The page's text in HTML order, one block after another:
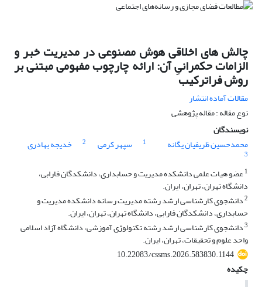
چالش های اخلاقی هوش مصنوعی در مدیریت خبر و
الزامات حکمرانیِ آن: ارائه چارچوب مفهومی مبتنی بر
روش فراترکیب
مقالات آماده انتشار
نوع مقاله : مقاله پژوهشی
نویسندگان
محمدحسین ظریفیان یگانه
1 سپهر کرمی 2 خدیجه بهادری
3
1عضو هیات علمی دانشکده مدیریت و حسابداری، دانشکدگان فارابی،
دانشگاه تهران، تهران، ایران.
2دانشجوی کارشناسی ارشد رشته مدیریت رسانه دانشکده مدیریت و
حسابداری، دانشکدگان فارابی، دانشگاه تهران، تهران، ایران.
3دانشجوی کارشناسی ارشد رشته تکنولوژی آموزشی، دانشگاه آزاد اسلامی
واحد علوم و تحقیقات، تهران، ایران.
10.22083/cssms.2026.583830.1144
چکیده